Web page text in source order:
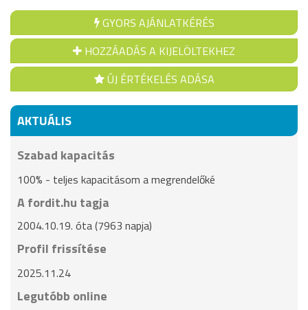
GYORS AJÁNLATKÉRÉS
HOZZÁADÁS A KIJELÖLTEKHEZ
ÚJ ÉRTÉKELÉS ADÁSA
AKTUÁLIS
Szabad kapacitás
100% - teljes kapacitásom a megrendelőké
A fordit.hu tagja
2004.10.19. óta (7963 napja)
Profil frissítése
2025.11.24
Legutóbb online